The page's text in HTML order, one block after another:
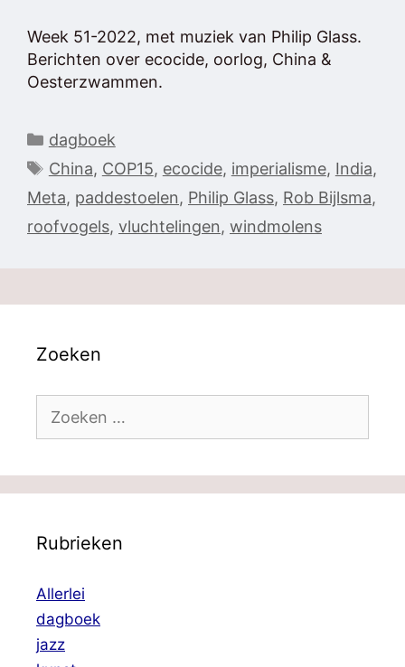
Week 51-2022, met muziek van Philip Glass.
Berichten over ecocide, oorlog, China &
Oesterzwammen.
Categorieën
dagboek
Tags
China, COP15, ecocide, imperialisme, India,
Meta, paddestoelen, Philip Glass, Rob Bijlsma,
roofvogels, vluchtelingen, windmolens
Zoeken
naar:
Rubrieken
Allerlei
dagboek
jazz